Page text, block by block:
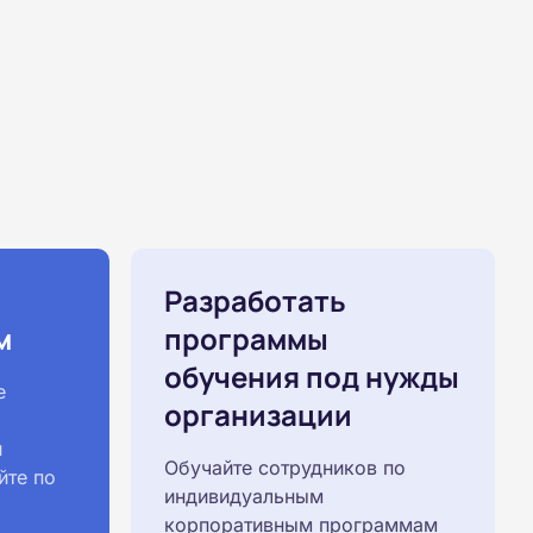
по
Разработать
программы
обучения под нужды
организации
Обучайте сотрудников по
индивидуальным
корпоративным программам